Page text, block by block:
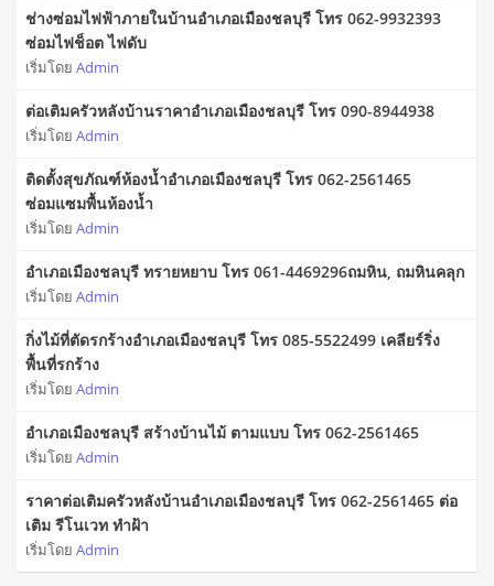
ช่างซ่อมไฟฟ้าภายในบ้านอำเภอเมืองชลบุรี โทร 062-9932393
ซ่อมไฟช็อต ไฟดับ
เริ่มโดย Admin
ต่อเติมครัวหลังบ้านราคาอำเภอเมืองชลบุรี โทร 090-8944938
เริ่มโดย Admin
ติดตั้งสุขภัณฑ์ห้องน้ำอำเภอเมืองชลบุรี โทร 062-2561465
ซ่อมแซมพื้นห้องน้ำ
เริ่มโดย Admin
อำเภอเมืองชลบุรี ทรายหยาบ โทร 061-4469296ถมหิน, ถมหินคลุก
เริ่มโดย Admin
กิ่งไม้ที่ตัดรกร้างอำเภอเมืองชลบุรี โทร 085-5522499 เคลียร์ริ่ง
พื้นที่รกร้าง
เริ่มโดย Admin
อำเภอเมืองชลบุรี สร้างบ้านไม้ ตามแบบ โทร 062-2561465
เริ่มโดย Admin
ราคาต่อเติมครัวหลังบ้านอำเภอเมืองชลบุรี โทร 062-2561465 ต่อ
เติม รีโนเวท ทำฝ้า
เริ่มโดย Admin